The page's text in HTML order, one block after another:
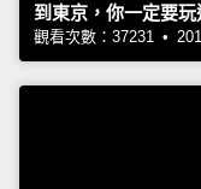
到東京，你一定要玩
觀看次數：37231 •